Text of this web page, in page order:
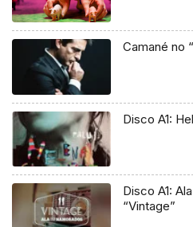
Camané no
Disco A1:
Disco A1:
“Vintage”